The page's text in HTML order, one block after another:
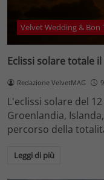
Velvet Wedding & Bon
Eclissi solare totale
Redazione VelvetMAG
L'eclissi solare del
Groenlandia,
percorso della
Leggi di più